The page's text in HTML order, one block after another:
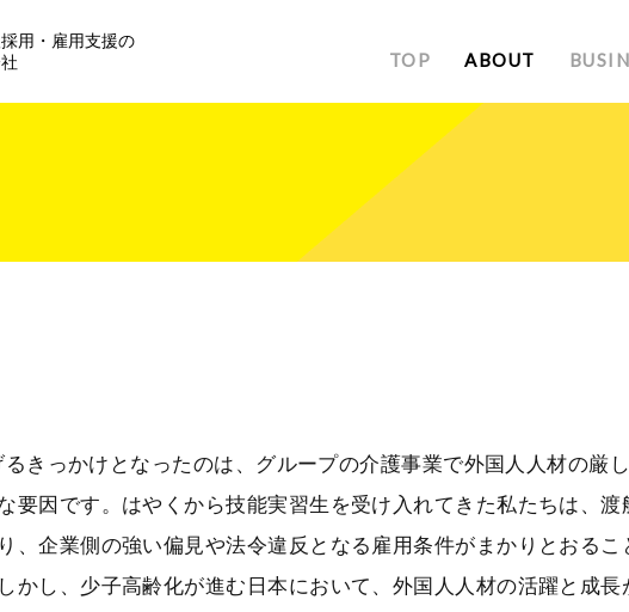
用・ 雇用支援の
TOP ABOUT
きっかけとなったのは、グループの介護事業で外国人人材の厳
要因です。はやくから技能実習生を受け入れてきた私たちは、渡
、企業側の強い偏見や法令違反となる雇用条件がまかりとおるこ
かし、少子高齢化が進む日本において、外国人人材の活躍と成長